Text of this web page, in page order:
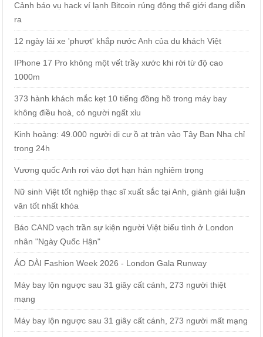
Cảnh báo vụ hack ví lạnh Bitcoin rúng động thế giới đang diễn
ra
12 ngày lái xe 'phượt' khắp nước Anh của du khách Việt
IPhone 17 Pro không một vết trầy xước khi rời từ độ cao
1000m
373 hành khách mắc kẹt 10 tiếng đồng hồ trong máy bay
không điều hoà, có người ngất xỉu
Kinh hoàng: 49.000 người di cư ồ ạt tràn vào Tây Ban Nha chỉ
trong 24h
Vương quốc Anh rơi vào đợt hạn hán nghiêm trọng
Nữ sinh Việt tốt nghiệp thạc sĩ xuất sắc tại Anh, giành giải luận
văn tốt nhất khóa
Báo CAND vạch trần sự kiện người Việt biểu tình ở London
nhân "Ngày Quốc Hận"
ÁO DÀI Fashion Week 2026 - London Gala Runway
Máy bay lộn ngược sau 31 giây cất cánh, 273 người thiệt
mạng
Máy bay lộn ngược sau 31 giây cất cánh, 273 người mất mạng